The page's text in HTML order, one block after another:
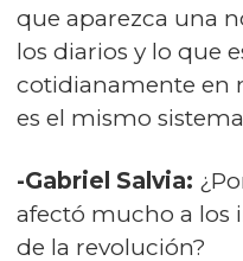
que aparezca una
los diarios y lo que
cotidianamente en
es el mismo
-Gabriel Salvia:
afectó mucho a los
de la revolución?